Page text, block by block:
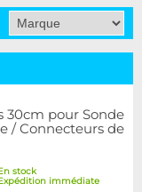
30cm pour Sonde
/ Connecteurs de
stock
immédiate